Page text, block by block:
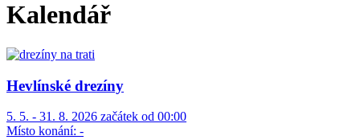
Kalendář
Hevlínské drezíny
5. 5. - 31. 8. 2026 začátek od 00:00
Místo konání: -